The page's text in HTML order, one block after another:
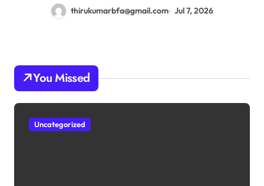
thirukumarbfa@gmail.com Jul 7, 2026
You Missed
Uncategorized